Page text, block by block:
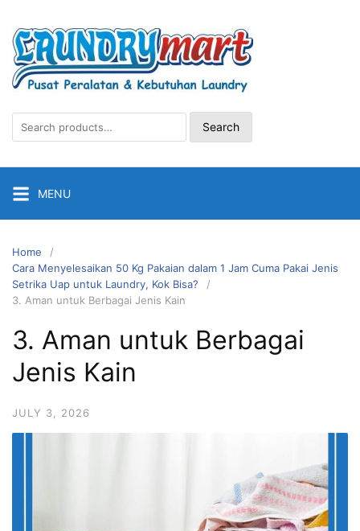
content
Search
for:
Search
MENU
Home
Cara Menyelesaikan 50 Kg Pakaian dalam 1 Jam Cuma Pakai Jenis
Setrika Uap untuk Laundry, Kok Bisa?
3. Aman untuk Berbagai Jenis Kain
3. Aman untuk Berbagai
Jenis Kain
JULY 3, 2026